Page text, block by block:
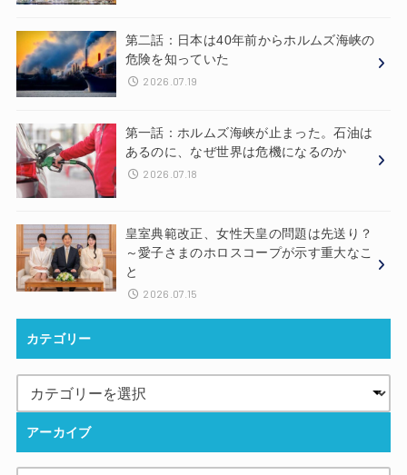
第二話：日本は40年前からホルムズ海峡の
危険を知っていた
2026.07.19
第一話：ホルムズ海峡が止まった。石油は
あるのに、なぜ世界は危機になるのか
2026.07.18
皇室典範改正、女性天皇の問題は先送り？
～愛子さまのホロスコープが示す重大なこ
と
2026.07.15
カテゴリー
アーカイブ